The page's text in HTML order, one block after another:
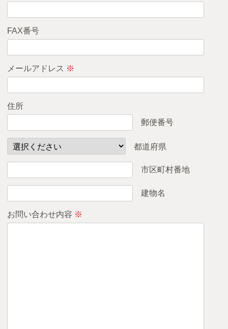
FAX番号
メールアドレス ※
住所
郵便番号
都道府県
市区町村番地
建物名
お問い合わせ内容 ※